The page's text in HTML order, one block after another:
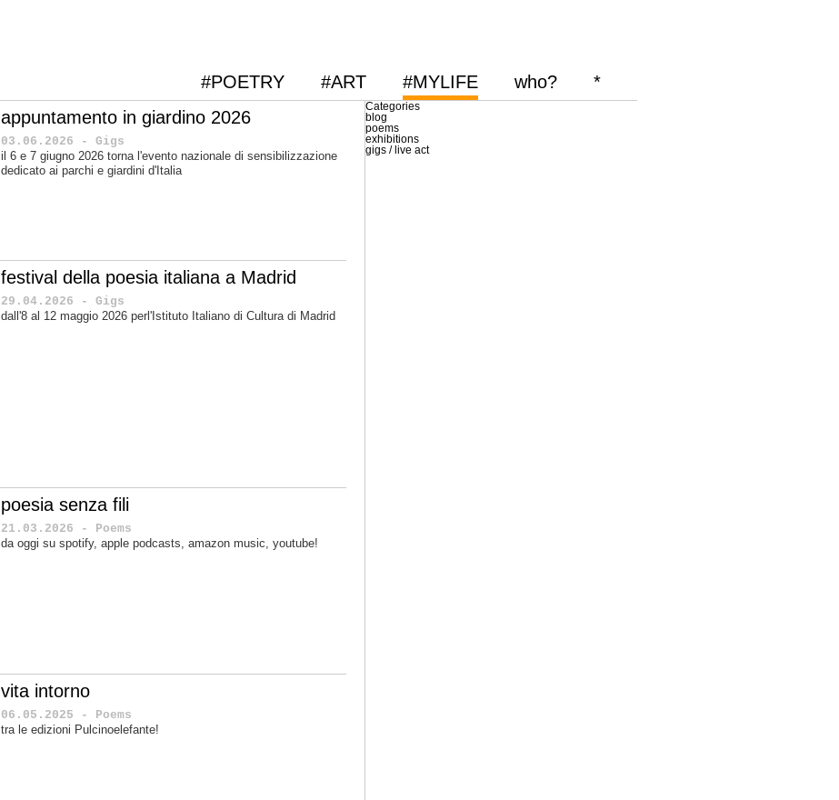
#POETRY #ART #MYLIFE who?
*
appuntamento in giardino 2026
03.06.2026 - Gigs
il 6 e 7 giugno 2026 torna l'evento nazionale di sensibilizzazione
dedicato ai parchi e giardini d'Italia
festival della poesia italiana a Madrid
29.04.2026 - Gigs
dall'8 al 12 maggio 2026 perl'Istituto Italiano di Cultura di Madrid
poesia senza fili
21.03.2026 - Poems
da oggi su spotify, apple podcasts, amazon music, youtube!
vita intorno
06.05.2025 - Poems
tra le edizioni Pulcinoelefante!
Categories
blog
poems
exhibitions
gigs / live act